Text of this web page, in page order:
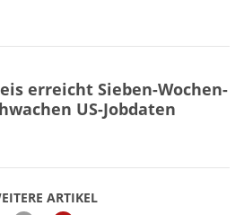
ARTIKEL
zurückweiter
erreicht Sieben-Wochen-
US-Jobdaten